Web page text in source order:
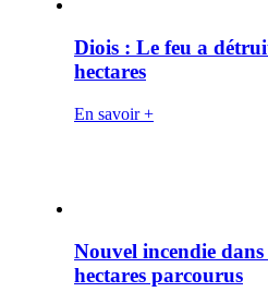
Diois : Le feu a
hectares
En savoir +
Nouvel incendie
hectares parcourus